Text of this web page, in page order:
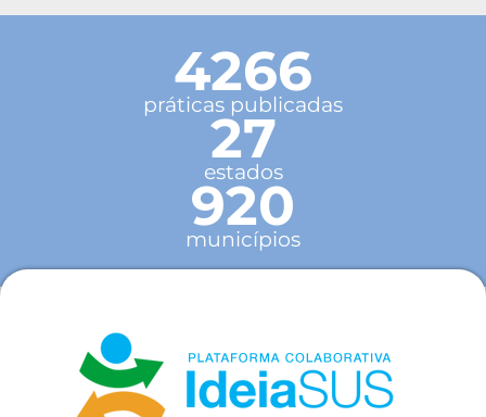
4266
práticas publicadas
27
estados
920
municípios